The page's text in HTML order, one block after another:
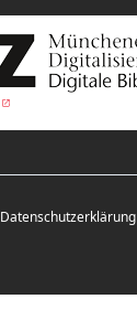
Datenschutzerklärung